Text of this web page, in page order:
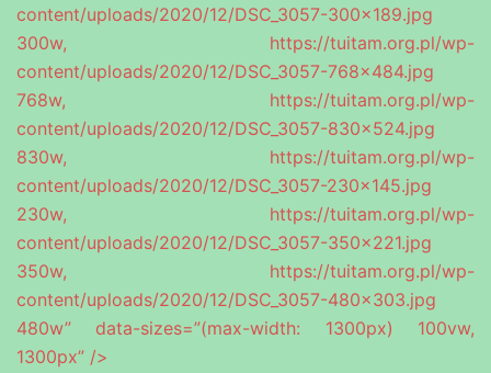
content/uploads/2020/12/DSC_3057-300×189.jpg
300w, https://tuitam.org.pl/wp-
content/uploads/2020/12/DSC_3057-768×484.jpg
768w, https://tuitam.org.pl/wp-
content/uploads/2020/12/DSC_3057-830×524.jpg
830w, https://tuitam.org.pl/wp-
content/uploads/2020/12/DSC_3057-230×145.jpg
230w, https://tuitam.org.pl/wp-
content/uploads/2020/12/DSC_3057-350×221.jpg
350w, https://tuitam.org.pl/wp-
content/uploads/2020/12/DSC_3057-480×303.jpg
480w” data-sizes=”(max-width: 1300px) 100vw,
1300px” />